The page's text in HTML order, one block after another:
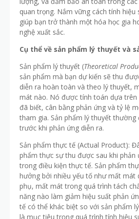
quan trọng. Nắm vững cách tính hiệu
giúp bạn trở thành một hóa học gia
nghệ xuất sắc.
Cụ thể về sản phẩm lý thuyết và
Sản phẩm lý thuyết (Theoretical
sản phẩm mà bạn dự kiến sẽ thu
diễn ra hoàn toàn và theo lý thuyết,
mát nào. Nó được tính toán dựa trên
đã biết, cân bằng phản ứng và tỷ lệ
tham gia. Sản phẩm lý thuyết
trước khi phản ứng diễn ra.
Sản phẩm thực tế (Actual Product):
phẩm thực sự thu được sau khi phản
trong điều kiện thực tế. Sản phẩm
hưởng bởi nhiều yếu tố như mất mát
phụ, mất mát trong quá trình tách
năng nào làm giảm hiệu suất phản
tế có thể khác biệt so với sản phẩm
là mục tiêu trong quá trình tính hiệu